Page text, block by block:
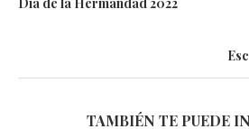
TAMBIÉN TE PUEDE